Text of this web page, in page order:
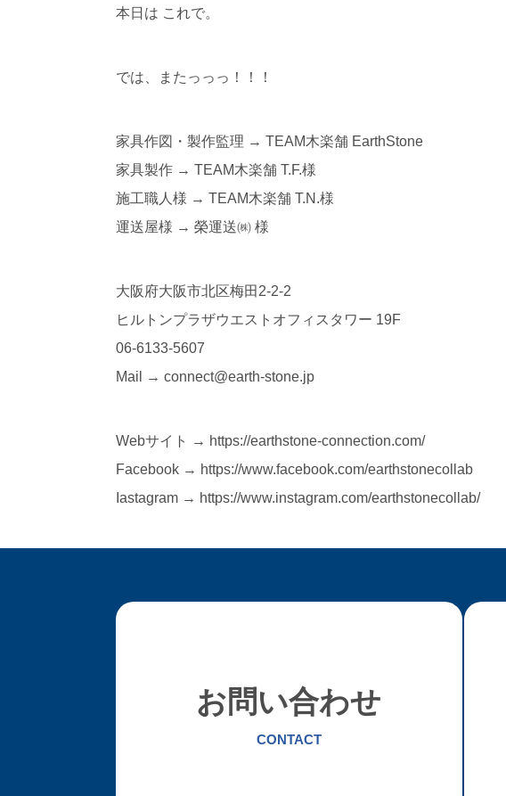
本日は これで。
では、またっっっ！！！
家具作図・製作監理 → TEAM木楽舗 EarthStone
家具製作 → TEAM木楽舗 T.F.様
施工職人様 → TEAM木楽舗 T.N.様
運送屋様 → 榮運送㈱ 様
大阪府大阪市北区梅田2-2-2
ヒルトンプラザウエストオフィスタワー 19F
06-6133-5607
Mail → connect@earth-stone.jp
Webサイト → https://earthstone-connection.com/
Facebook → https://www.facebook.com/earthstonecollab
Iastagram → https://www.instagram.com/earthstonecollab/
お問い合わせ
CONTACT